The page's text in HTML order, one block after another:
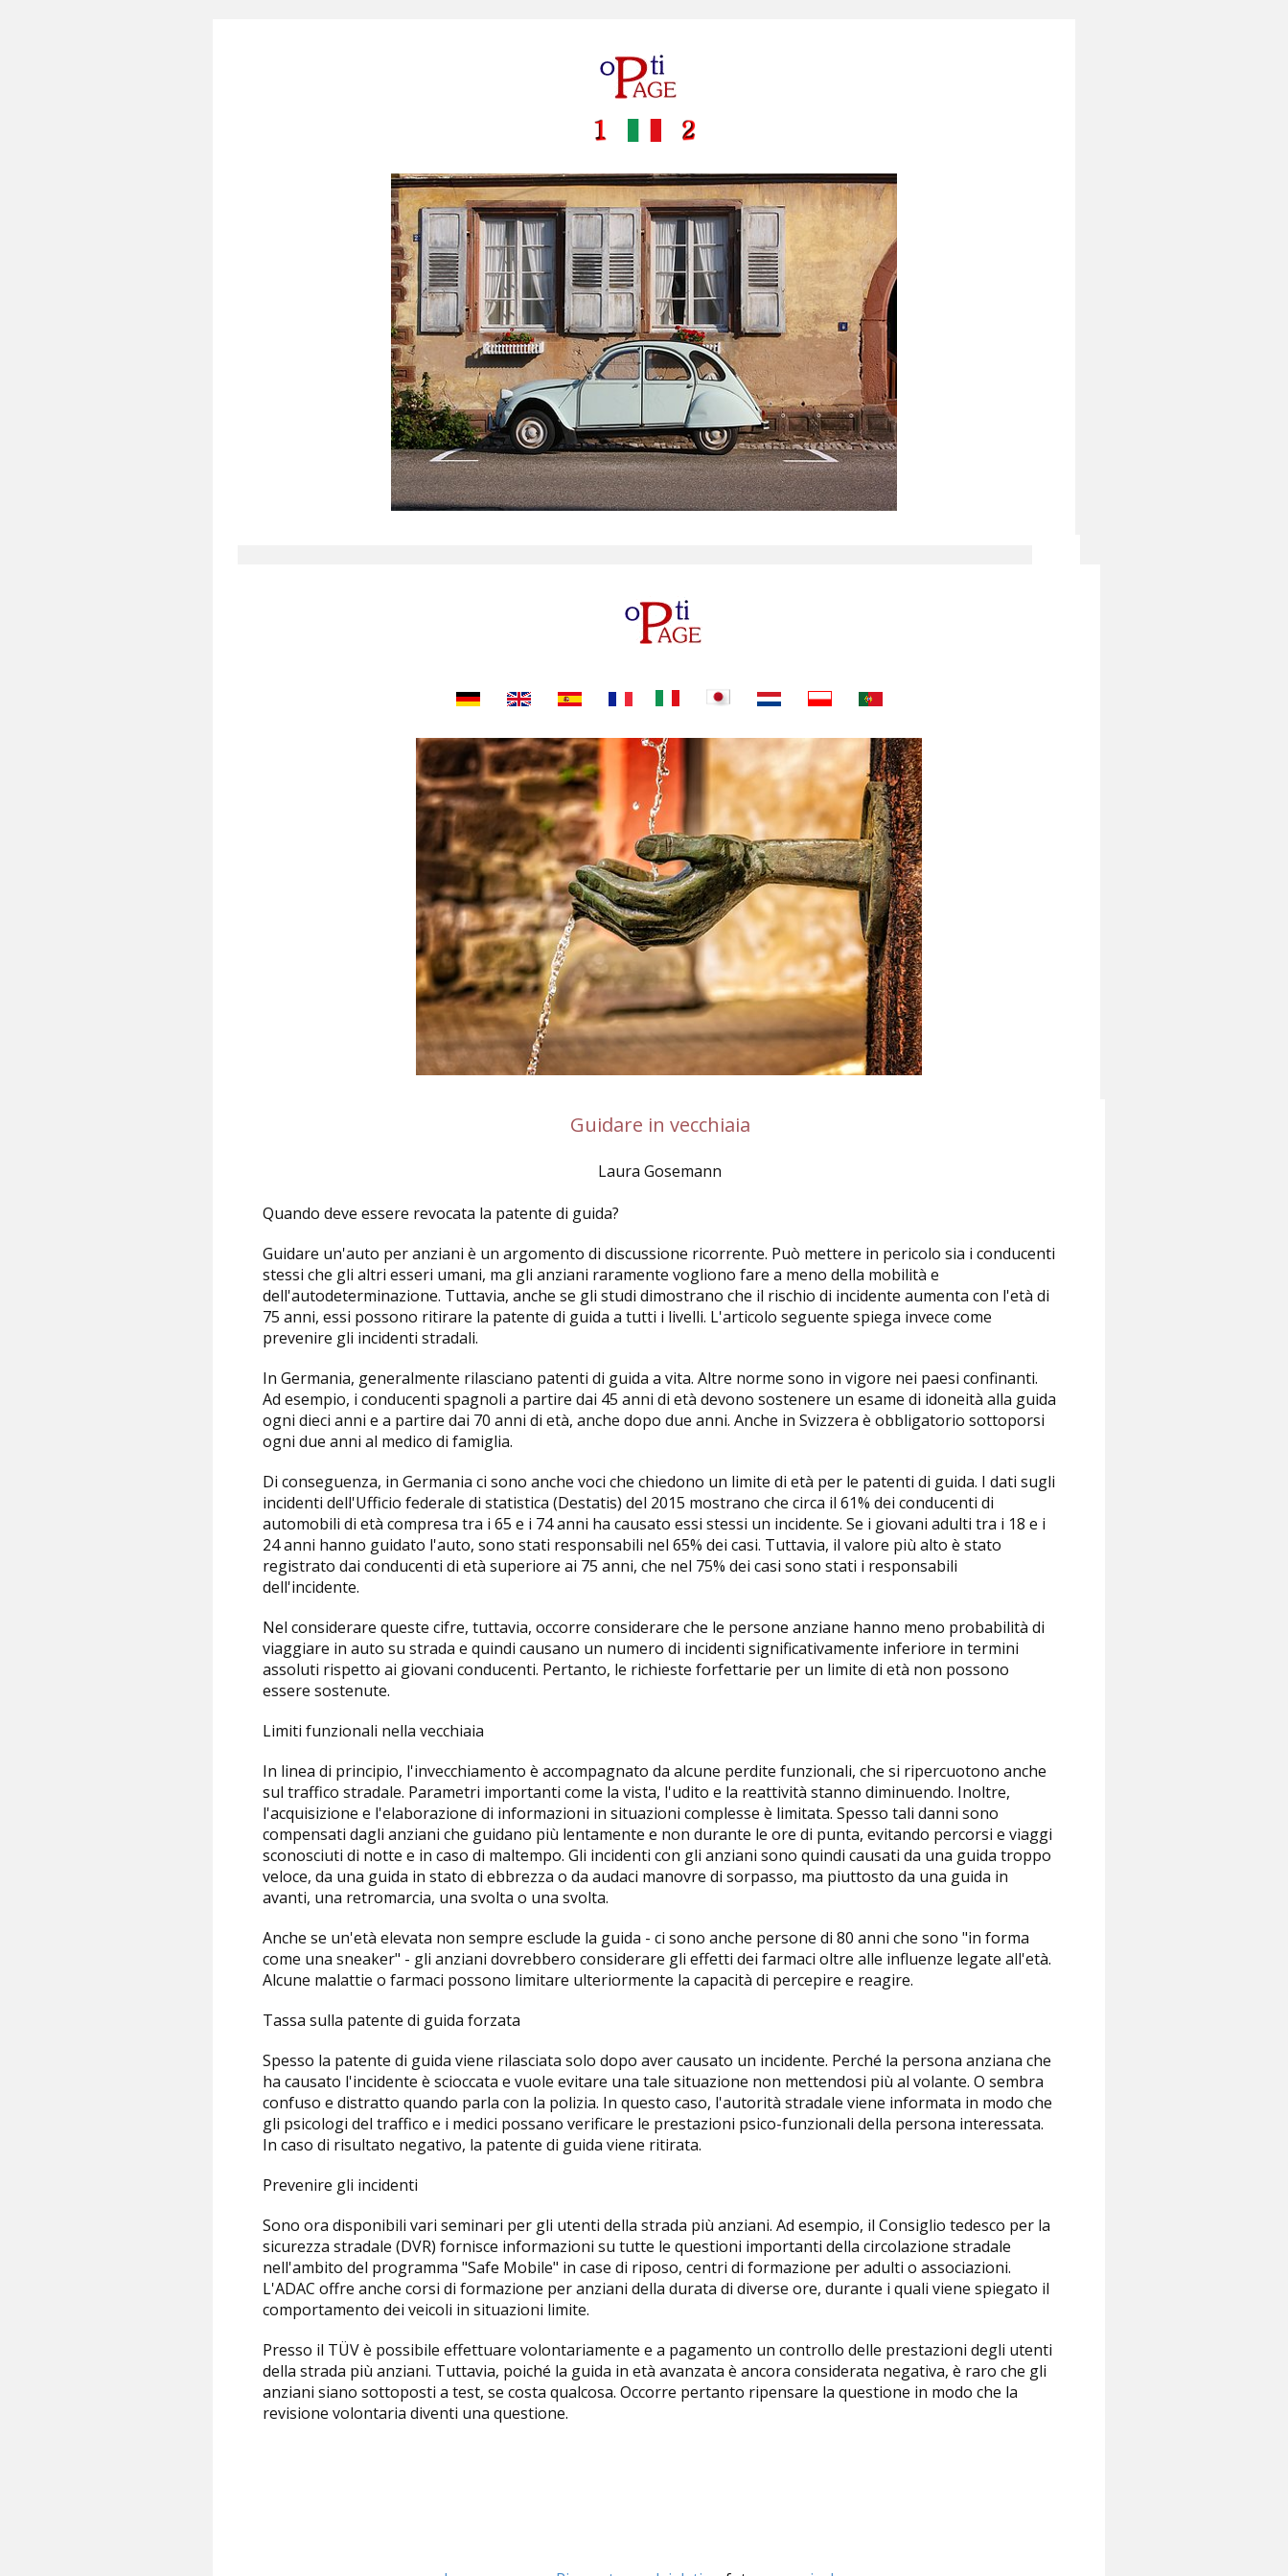
Guidare in vecchiaia
Laura Gosemann
Quando deve essere revocata la patente di guida?
Guidare un'auto per anziani è un argomento di discussione ricorrente. Può mettere in pericolo sia i conducenti
stessi che gli altri esseri umani, ma gli anziani raramente vogliono fare a meno della mobilità e
dell'autodeterminazione. Tuttavia, anche se gli studi dimostrano che il rischio di incidente aumenta con l'età di
75 anni, essi possono ritirare la patente di guida a tutti i livelli. L'articolo seguente spiega invece come
prevenire gli incidenti stradali.
In Germania, generalmente rilasciano patenti di guida a vita. Altre norme sono in vigore nei paesi confinanti.
Ad esempio, i conducenti spagnoli a partire dai 45 anni di età devono sostenere un esame di idoneità alla guida
ogni dieci anni e a partire dai 70 anni di età, anche dopo due anni. Anche in Svizzera è obbligatorio sottoporsi
ogni due anni al medico di famiglia.
Di conseguenza, in Germania ci sono anche voci che chiedono un limite di età per le patenti di guida. I dati sugli
incidenti dell'Ufficio federale di statistica (Destatis) del 2015 mostrano che circa il 61% dei conducenti di
automobili di età compresa tra i 65 e i 74 anni ha causato essi stessi un incidente. Se i giovani adulti tra i 18 e i
24 anni hanno guidato l'auto, sono stati responsabili nel 65% dei casi. Tuttavia, il valore più alto è stato
registrato dai conducenti di età superiore ai 75 anni, che nel 75% dei casi sono stati i responsabili
dell'incidente.
Nel considerare queste cifre, tuttavia, occorre considerare che le persone anziane hanno meno probabilità di
viaggiare in auto su strada e quindi causano un numero di incidenti significativamente inferiore in termini
assoluti rispetto ai giovani conducenti. Pertanto, le richieste forfettarie per un limite di età non possono
essere sostenute.
Limiti funzionali nella vecchiaia
In linea di principio, l'invecchiamento è accompagnato da alcune perdite funzionali, che si ripercuotono anche
sul traffico stradale. Parametri importanti come la vista, l'udito e la reattività stanno diminuendo. Inoltre,
l'acquisizione e l'elaborazione di informazioni in situazioni complesse è limitata. Spesso tali danni sono
compensati dagli anziani che guidano più lentamente e non durante le ore di punta, evitando percorsi e viaggi
sconosciuti di notte e in caso di maltempo. Gli incidenti con gli anziani sono quindi causati da una guida troppo
veloce, da una guida in stato di ebbrezza o da audaci manovre di sorpasso, ma piuttosto da una guida in
avanti, una retromarcia, una svolta o una svolta.
Anche se un'età elevata non sempre esclude la guida - ci sono anche persone di 80 anni che sono "in forma
come una sneaker" - gli anziani dovrebbero considerare gli effetti dei farmaci oltre alle influenze legate all'età.
Alcune malattie o farmaci possono limitare ulteriormente la capacità di percepire e reagire.
Tassa sulla patente di guida forzata
Spesso la patente di guida viene rilasciata solo dopo aver causato un incidente. Perché la persona anziana che
ha causato l'incidente è scioccata e vuole evitare una tale situazione non mettendosi più al volante. O sembra
confuso e distratto quando parla con la polizia. In questo caso, l'autorità stradale viene informata in modo che
gli psicologi del traffico e i medici possano verificare le prestazioni psico-funzionali della persona interessata.
In caso di risultato negativo, la patente di guida viene ritirata.
Prevenire gli incidenti
Sono ora disponibili vari seminari per gli utenti della strada più anziani. Ad esempio, il Consiglio tedesco per la
sicurezza stradale (DVR) fornisce informazioni su tutte le questioni importanti della circolazione stradale
nell'ambito del programma "Safe Mobile" in case di riposo, centri di formazione per adulti o associazioni.
L'ADAC offre anche corsi di formazione per anziani della durata di diverse ore, durante i quali viene spiegato il
comportamento dei veicoli in situazioni limite.
Presso il TÜV è possibile effettuare volontariamente e a pagamento un controllo delle prestazioni degli utenti
della strada più anziani. Tuttavia, poiché la guida in età avanzata è ancora considerata negativa, è raro che gli
anziani siano sottoposti a test, se costa qualcosa. Occorre pertanto ripensare la questione in modo che la
revisione volontaria diventi una questione.